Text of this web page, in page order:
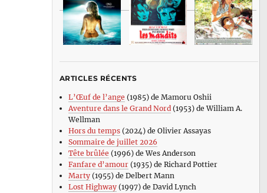
ARTICLES RÉCENTS
L’Œuf de l’ange (1985) de Mamoru Oshii
Aventure dans le Grand Nord(1953) de William A.
Wellman
Hors du temps(2024) de Olivier Assayas
Sommaire de juillet 2026
Tête brûlée (1996) de Wes Anderson
Fanfare d’amour(1935) de Richard Pottier
Marty(1955) de Delbert Mann
Lost Highway(1997) de David Lynch